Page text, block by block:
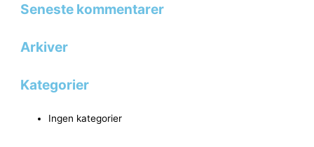
Seneste kommentarer
Arkiver
Kategorier
Ingen kategorier